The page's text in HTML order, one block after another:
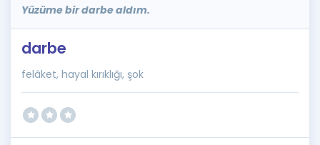
Yüzüme bir darbe aldım.
darbe
felâket, hayal kırıklığı, şok